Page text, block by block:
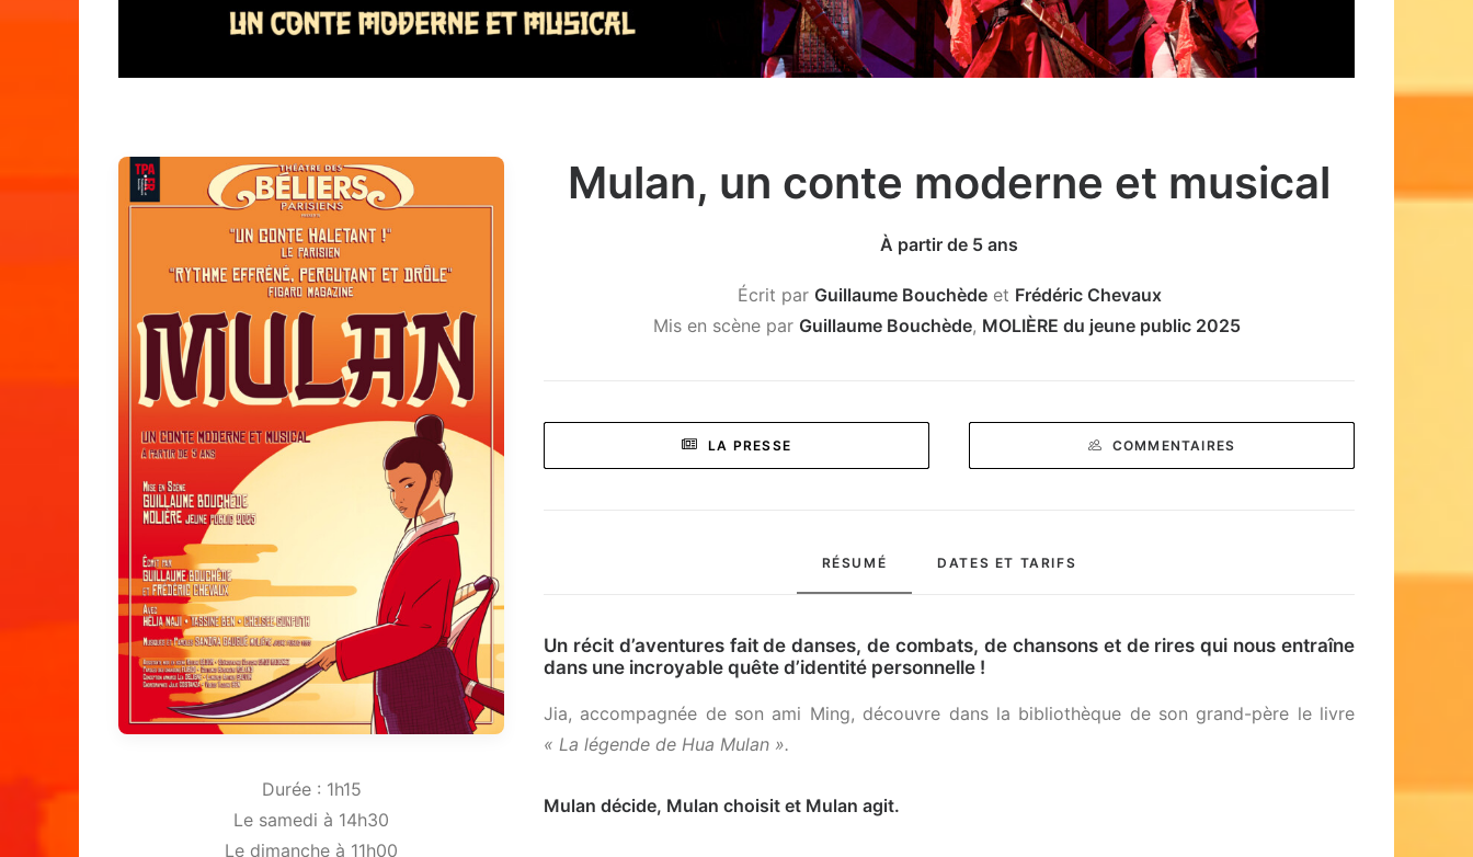
Durée : 1h15
Le samedi à 14h30
Le dimanche à 11h00
Mulan, un conte moderne et musical
À partir de 5 ans
Écrit par Guillaume Bouchèdeet Frédéric Chevaux
Mis en scène par Guillaume Bouchède, MOLIÈRE du jeune public 2025
LA PRESSE COMMENTAIRES
RÉSUMÉ DATES ET TARIFS
Un récit d’aventures fait de danses, de combats, de chansons et de rires qui nous entraîne
dans une incroyable quête d’identité personnelle !
Jia, accompagnée de son ami Ming, découvre dans la bibliothèque de son grand-père le livre
« La légende de Hua Mulan ».
Mulan décide, Mulan choisit et Mulan agit.